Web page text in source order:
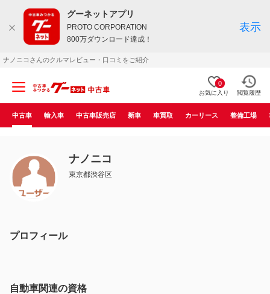
グーネットアプリ
PROTO CORPORATION
800万ダウンロード達成！
表示
ナノニコさんのクルマレビュー・口コミをご紹介
0
お気に入り 閲覧履歴
中古車 輸入車 中古車販売店 新車 車買取 カーリース 整備工場
ナノニコ
東京都渋谷区
プロフィール
自動車関連の資格